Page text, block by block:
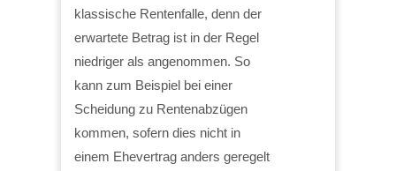
klassische Rentenfalle, denn der
erwartete Betrag ist in der Regel
niedriger als angenommen. So
kann zum Beispiel bei einer
Scheidung zu Rentenabzügen
kommen, sofern dies nicht in
einem Ehevertrag anders geregelt